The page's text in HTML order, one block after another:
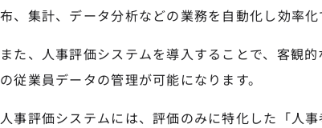
布、集計、データ分析などの業務を自動化し効率化
また、人事評価システムを導入することで、客観
の従業員データの管理が可能になります。
人事評価システムには、評価のみに特化した「人